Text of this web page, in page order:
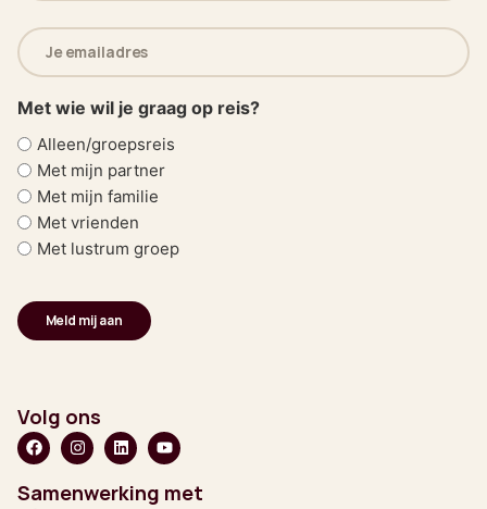
E-
mailadres
(Vereist)
Met wie wil je graag op reis?
Alleen/groepsreis
Met mijn partner
Met mijn familie
Met vrienden
Met lustrum groep
Volg ons
Samenwerking met